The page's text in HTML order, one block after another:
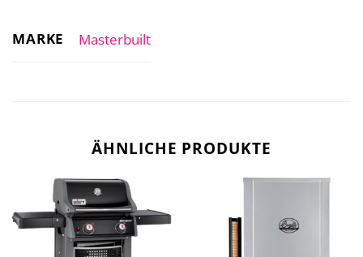
MARKE Masterbuilt
ÄHNLICHE PRODUKTE